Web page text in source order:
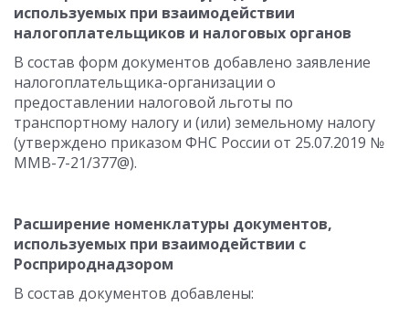
используемых при взаимодействии
налогоплательщиков и налоговых органов
В состав форм документов добавлено заявление
налогоплательщика-организации о
предоставлении налоговой льготы по
транспортному налогу и (или) земельному налогу
(утверждено приказом ФНС России от 25.07.2019 №
ММВ-7-21/377@).
Расширение номенклатуры документов,
используемых при взаимодействии с
Росприроднадзором
В состав документов добавлены: